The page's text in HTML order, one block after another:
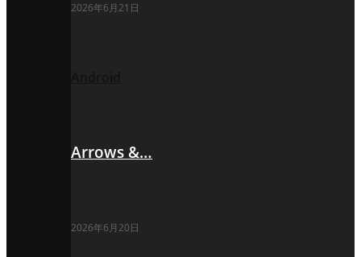
2026年6月21日
Arrows &…
2026年6月20日